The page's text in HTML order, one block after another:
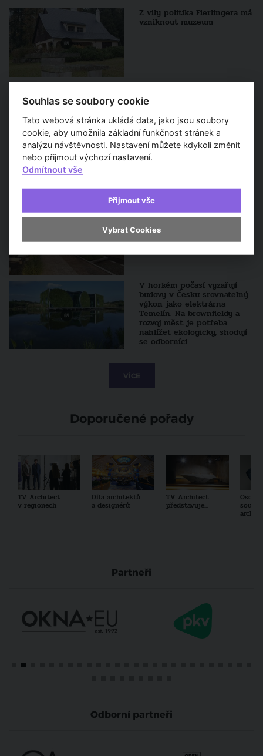
Z vily politika Fierlingera má
vzniknout muzeum
Stempel & Tesař architekti:
Co jsme dokázali za deset let
Budoucnost Prahy závisí na
brownfieldech
V horkém počasí vyzařují
budovy v Česku srovnatelný
výkon jako elektrárna
Temelín. Na brownfieldy a
rozvoj měst je potřeba
nahlížet ekologicky, shodují
se odborníci
VÍCE
Doporučené pořady
TV Architect
v regionech
Díla architektů
a designérů
TV Architect
představuje...
Partneři
Odborní partneři
Souhlas se soubory cookie
Tato webová stránka ukládá data, jako jsou soubory
cookie, aby umožnila základní funkčnost stránek a
analýzu návštěvnosti. Nastavení můžete kdykoli změnit
nebo přijmout výchozí nastavení.
Odmítnout vše
Přijmout vše
Vybrat Cookies